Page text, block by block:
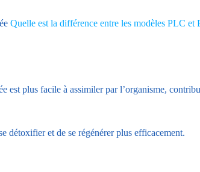
Quelle est la différence entre les modèles PLC et
est plus facile à assimiler par l’organisme,
détoxifier et de se régénérer plus efficacement.